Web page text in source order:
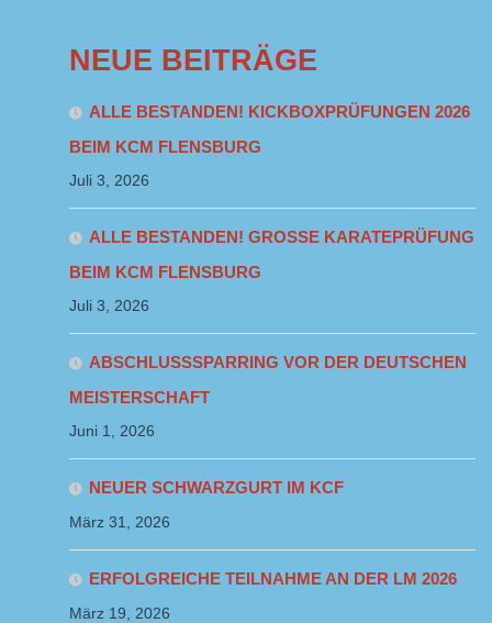
NEUE BEITRÄGE
ALLE BESTANDEN! KICKBOXPRÜFUNGEN 2026
BEIM KCM FLENSBURG
Juli 3, 2026
ALLE BESTANDEN! GROSSE KARATEPRÜFUNG B
EIM KCM FLENSBURG
Juli 3, 2026
ABSCHLUSSSPARRING VOR DER DEUTSCHEN
MEISTERSCHAFT
Juni 1, 2026
NEUER SCHWARZGURT IM KCF
März 31, 2026
ERFOLGREICHE TEILNAHME AN DER LM 2026
März 19, 2026